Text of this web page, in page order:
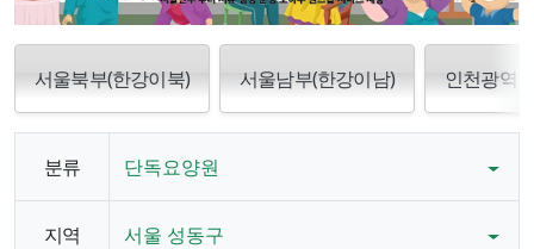
서울북부(한강이북) 서울남부(한강이남) 인천광역시
분류 단독요양원
지역 서울 성동구